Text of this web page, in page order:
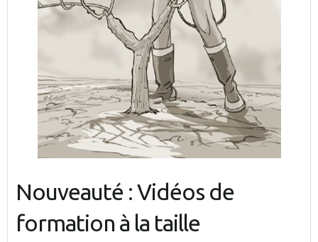
Nouveauté : Vidéos de
formation à la taille